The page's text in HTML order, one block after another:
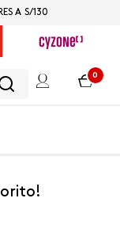
0
A S/130